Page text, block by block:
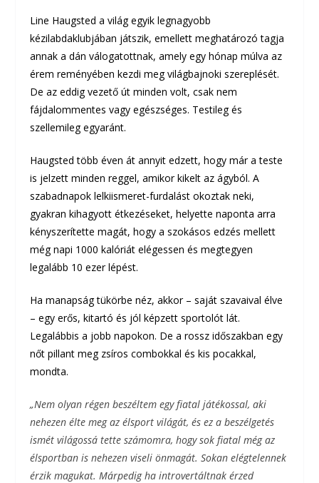
Line Haugsted a világ egyik legnagyobb
kézilabdaklubjában játszik, emellett meghatározó tagja
annak a dán válogatottnak, amely egy hónap múlva az
érem reményében kezdi meg világbajnoki szereplését.
De az eddig vezető út minden volt, csak nem
fájdalommentes vagy egészséges. Testileg és
szellemileg egyaránt.
Haugsted több éven át annyit edzett, hogy már a teste
is jelzett minden reggel, amikor kikelt az ágyból. A
szabadnapok lelkiismeret-furdalást okoztak neki,
gyakran kihagyott étkezéseket, helyette naponta arra
kényszerítette magát, hogy a szokásos edzés mellett
még napi 1000 kalóriát elégessen és megtegyen
legalább 10 ezer lépést.
Ha manapság tükörbe néz, akkor – saját szavaival élve
– egy erős, kitartó és jól képzett sportolót lát.
Legalábbis a jobb napokon. De a rossz időszakban egy
nőt pillant meg zsíros combokkal és kis pocakkal,
mondta.
„Nem olyan régen beszéltem egy fiatal játékossal, aki
nehezen élte meg az élsport világát, és ez a beszélgetés
ismét világossá tette számomra, hogy sok fiatal még az
élsportban is nehezen viseli önmagát. Sokan elégtelennek
érzik magukat. Márpedig ha introvertáltnak érzed